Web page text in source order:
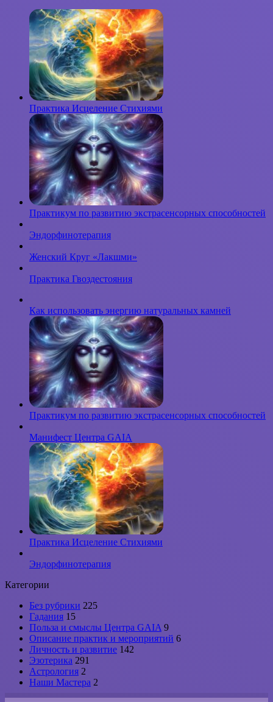
Практика Исцеление Стихиями
Практикум по развитию экстрасенсорных способностей
Эндорфинотерапия
Женский Круг «Лакшми»
Практика Гвоздестояния
Как использовать энергию натуральных камней
Практикум по развитию экстрасенсорных способностей
Манифест Центра GAIA
Практика Исцеление Стихиями
Эндорфинотерапия
Категории
Без рубрики 225
Гадания 15
Польза и смыслы Центра GAIA 9
Описание практик и мероприятий 6
Личность и развитие 142
Эзотерика 291
Астрология 2
Наши Мастера 2